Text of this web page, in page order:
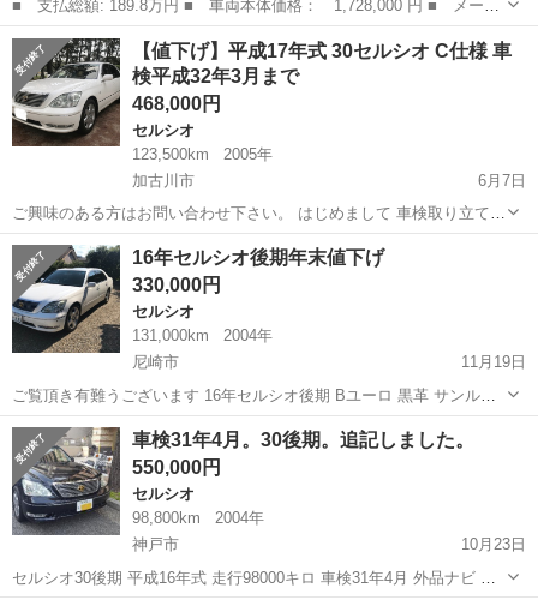
■ 支払総額: 189.8万円 ■ 車両本体価格： 1,728,000 円 ■ メーカ
ー名： トヨタ ■ 車種名： セルシオ ■ グレード名： ｅＲ仕
様 フルエアロ 車高調 カールソン１９ＡＷ サンルーフ 黒革シ
ート エア...
兵庫 加古郡 セルシオ
【値下げ】平成17年式 30セルシオ C仕様 車
検平成32年3月まで
468,000円
セルシオ
123,500km
2005年
加古川市
6月7日
ご興味のある方はお問い合わせ下さい。 はじめまして 車検取り立ての
30セルシオ後期です。 現在使用しておりますが乗り換え予定の為、出
品致します。 ・型式：UCF31 ・年式：平成17年2月 ・グレード：C...
兵庫 加古川市 セルシオ ハイビーム
16年セルシオ後期年末値下げ
330,000円
セルシオ
131,000km
2004年
尼崎市
11月19日
ご覧頂き有難うございます 16年セルシオ後期 Bユーロ 黒革 サンルー
フ マルチ コーナーセンサー ウッドコンビハンドル 検査切れ（予備検
査渡し可能 エンジン 電装 バッチリです 遠方の方は陸送も可能です ...
兵庫 尼崎市 セルシオ
車検31年4月。30後期。追記しました。
550,000円
セルシオ
98,800km
2004年
神戸市
10月23日
セルシオ30後期 平成16年式 走行98000キロ 車検31年4月 外品ナビ コ